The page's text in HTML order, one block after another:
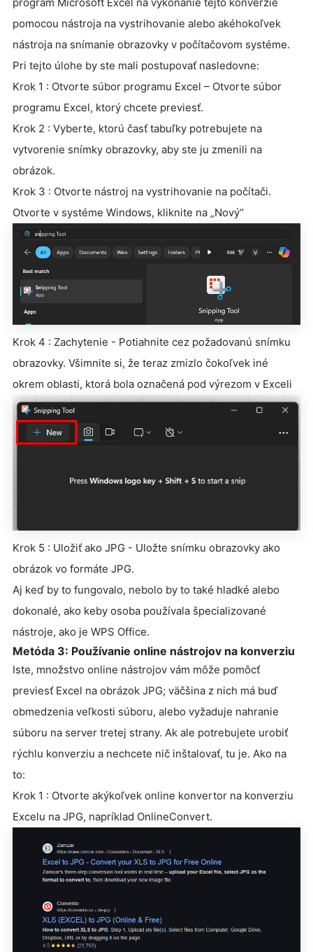
pomocou nástroja na vystrihovanie alebo akéhokoľvek
nástroja na snímanie obrazovky v počítačovom systéme.
Pri tejto úlohe by ste mali postupovať nasledovne:
Krok 1 : Otvorte súbor programu Excel – Otvorte súbor
programu Excel, ktorý chcete previesť.
Krok 2 : Vyberte, ktorú časť tabuľky potrebujete na
vytvorenie snímky obrazovky, aby ste ju zmenili na
obrázok.
Krok 3 : Otvorte nástroj na vystrihovanie na počítači.
Otvorte v systéme Windows, kliknite na „Nový“
Krok 4 : Zachytenie - Potiahnite cez požadovanú snímku
obrazovky. Všimnite si, že teraz zmizlo čokoľvek iné
okrem oblasti, ktorá bola označená pod výrezom v Exceli
Krok 5 : Uložiť ako JPG - Uložte snímku obrazovky ako
obrázok vo formáte JPG.
Aj keď by to fungovalo, nebolo by to také hladké alebo
dokonalé, ako keby osoba používala špecializované
nástroje, ako je WPS Office.
Metóda 3: Používanie online nástrojov na konverziu
Iste, množstvo online nástrojov vám môže pomôcť
previesť Excel na obrázok JPG; väčšina z nich má buď
obmedzenia veľkosti súboru, alebo vyžaduje nahranie
súboru na server tretej strany. Ak ale potrebujete urobiť
rýchlu konverziu a nechcete nič inštalovať, tu je. Ako na
to:
Krok 1 : Otvorte akýkoľvek online konvertor na konverziu
Excelu na JPG, napríklad OnlineConvert.